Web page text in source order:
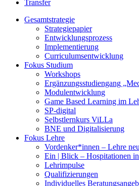
Transfer
Gesamtstrategie
Strategiepapier
Entwicklungsprozess
Implementierung
Curriculumsentwicklung
Fokus Studium
Workshops
Ergänzungsstudiengang
Modulentwicklung
Game Based Learning im
SP-digital
Selbstlernkurs ViLLa
BNE und Digitalisierung
Fokus Lehre
Vordenker*innen – Lehre
Ein | Blick – Hospitationen
Lehrimpulse
Qualifizierungen
Individuelles